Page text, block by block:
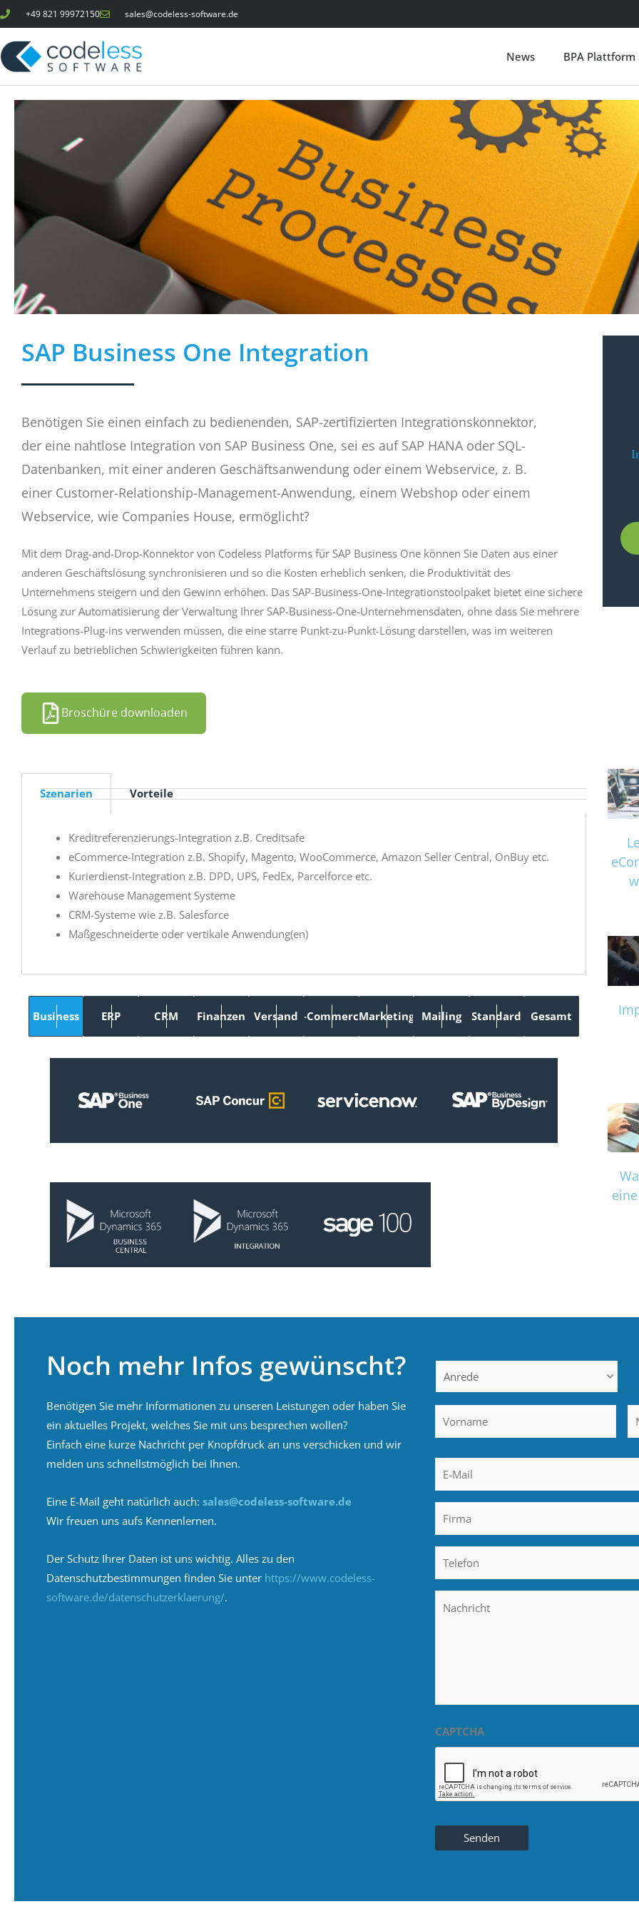
Zum
Inhalt
springen
+49 821 99972150 sales@codeless-software.de
News BPA Plattform
SAP Business One Integration
Benötigen Sie einen einfach zu bedienenden, SAP-zertifizierten Integrationskonnektor,
der eine nahtlose Integration von SAP Business One, sei es auf SAP HANA oder SQL-
Datenbanken, mit einer anderen Geschäftsanwendung oder einem Webservice, z. B.
einer Customer-Relationship-Management-Anwendung, einem Webshop oder einem
Webservice, wie Companies House, ermöglicht?
Mit dem Drag-and-Drop-Konnektor von Codeless Platforms für SAP Business One können Sie Daten aus einer
anderen Geschäftslösung synchronisieren und so die Kosten erheblich senken, die Produktivität des
Unternehmens steigern und den Gewinn erhöhen. Das SAP-Business-One-Integrationstoolpaket bietet eine sichere
Lösung zur Automatisierung der Verwaltung Ihrer SAP-Business-One-Unternehmensdaten, ohne dass Sie mehrere
Integrations-Plug-ins verwenden müssen, die eine starre Punkt-zu-Punkt-Lösung darstellen, was im weiteren
Verlauf zu betrieblichen Schwierigkeiten führen kann.
Broschüre downloaden
Szenarien Vorteile
Kreditreferenzierungs-Integration z.B. Creditsafe
eCommerce-Integration z.B. Shopify, Magento, WooCommerce, Amazon Seller Central, OnBuy etc.
Kurierdienst-Integration z.B. DPD, UPS, FedEx, Parcelforce etc.
Warehouse Management Systeme
CRM-Systeme wie z.B. Salesforce
Maßgeschneiderte oder vertikale Anwendung(en)
Business ERP CRM Finanzen Versand E-CommerceMarketing Mailing Standard Gesamt
Noch mehr Infos gewünscht?
Benötigen Sie mehr Informationen zu unseren Leistungen oder haben Sie
ein aktuelles Projekt, welches Sie mit uns besprechen wollen?
Einfach eine kurze Nachricht per Knopfdruck an uns verschicken und wir
melden uns schnellstmöglich bei Ihnen.
Eine E-Mail geht natürlich auch: sales@codeless-software.de
Wir freuen uns aufs Kennenlernen.
Der Schutz Ihrer Daten ist uns wichtig. Alles zu den
Datenschutzbestimmungen finden Sie unter https://www.codeless-
software.de/datenschutzerklaerung/.
Name
CAPTCHA